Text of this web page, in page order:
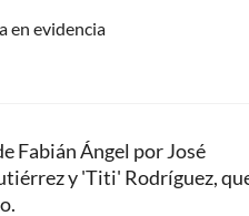
en evidencia
Fabián Ángel por José
y 'Titi' Rodríguez,